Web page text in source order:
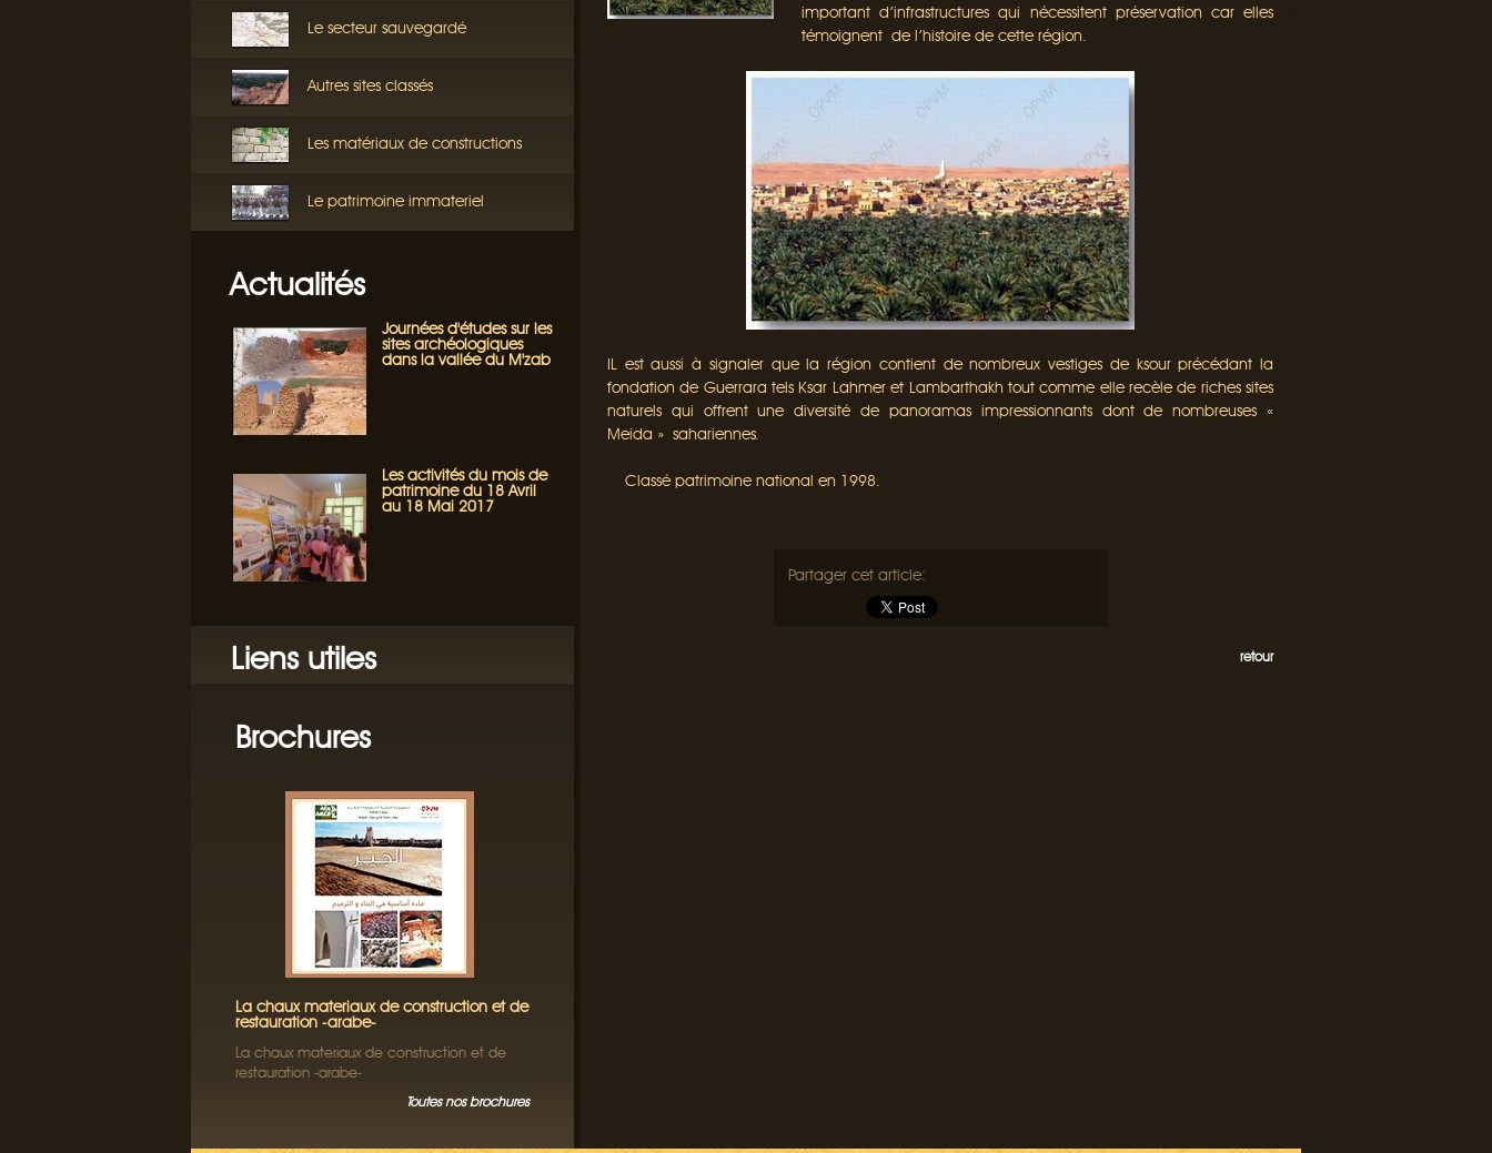
Le secteur sauvegardé
Autres sites classés
Les matériaux de constructions
Le patrimoine immateriel
Actualités
Journées d'études sur les
sites archéologiques
dans la vallée du M'zab
Les activités du mois de
patrimoine du 18 Avril
au 18 Mai 2017
Liens utiles
Brochures
La chaux materiaux de construction et de
restauration -arabe-
La chaux materiaux de construction et de
restauration -arabe-
Toutes nos brochures
important d’infrastructures qui nécessitent préservation car elles
témoignent de l’histoire de cette région.
IL est aussi à signaler que la région contient de nombreux vestiges de ksour précédant la
fondation de Guerrara tels Ksar Lahmer et Lambarthakh tout comme elle recèle de riches sites
naturels qui offrent une diversité de panoramas impressionnants dont de nombreuses «
Meida » sahariennes.
Classé patrimoine national en 1998.
Partager cet article:
retour